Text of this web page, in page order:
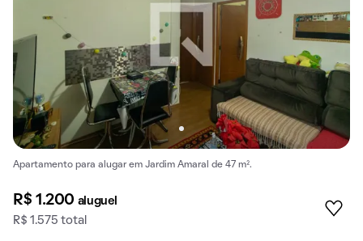
Apartamento para alugar em Jardim Amaral de 47 m².
R$ 1.200 aluguel
R$ 1.575 total